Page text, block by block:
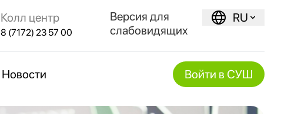
Колл центр
8 (7172) 23 57 00
Версия для
слабовидящих
RU
Новости Войти в СУШ